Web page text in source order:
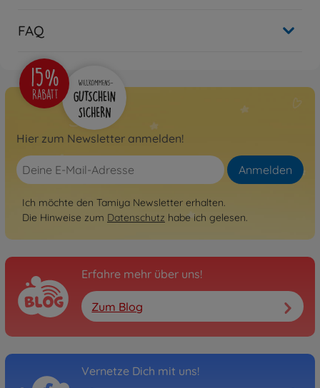
FAQ
Hier zum Newsletter anmelden!
Anmelden
Ich möchte den Tamiya Newsletter erhalten.
Die Hinweise zum Datenschutz habe ich gelesen.
Erfahre mehr über uns!
Zum Blog
Vernetze Dich mit uns!